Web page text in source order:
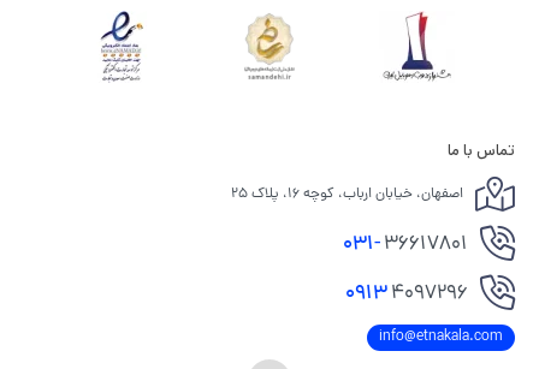
تماس با ما
اصفهان، خیابان ارباب، کوچه ۱۶، پلاک ۲۵
031-36617801
09134097296
info@etnakala.com